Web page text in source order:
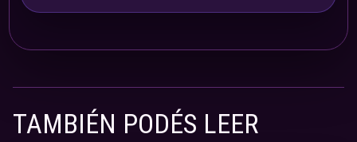
TAMBIÉN PODÉS LEER